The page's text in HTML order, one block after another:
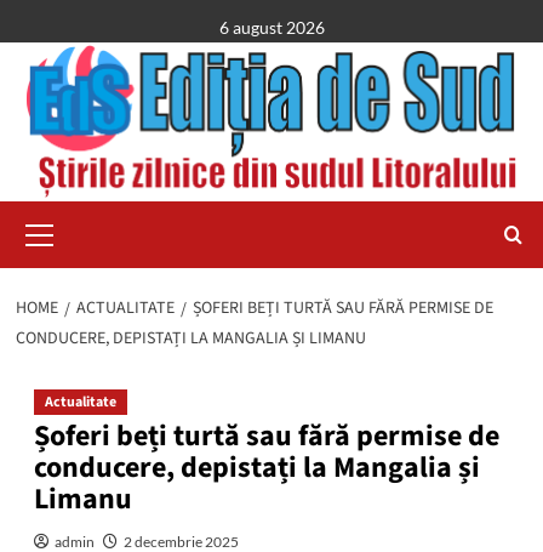
to
content
6 august 2026
Menu
HOME ACTUALITATE
ȘOFERI BEȚI TURTĂ SAU FĂRĂ PERMISE DE
CONDUCERE, DEPISTAȚI LA MANGALIA ȘI LIMANU
Actualitate
Șoferi beți turtă sau fără permise de
conducere, depistați la Mangalia și
Limanu
admin 2 decembrie 2025